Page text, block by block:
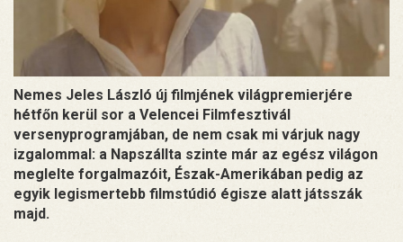
Nemes Jeles László új filmjének világpremierjére
hétfőn kerül sor a Velencei Filmfesztivál
versenyprogramjában, de nem csak mi várjuk nagy
izgalommal: a Napszállta szinte már az egész világon
meglelte forgalmazóit, Észak-Amerikában pedig az
egyik legismertebb filmstúdió égisze alatt játsszák
majd.